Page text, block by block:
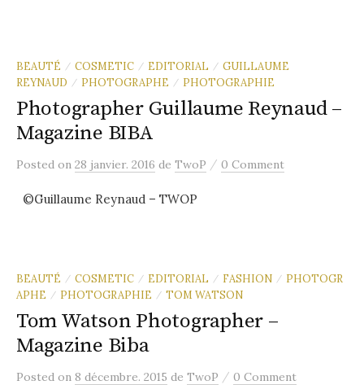
BEAUTÉ / COSMETIC / EDITORIAL / GUILLAUME
REYNAUD
/ PHOTOGRAPHE / PHOTOGRAPHIE
Photographer Guillaume Reynaud –
Magazine BIBA
Posted on 28 janvier. 2016 de TwoP / 0 Comment
©Guillaume Reynaud – TWOP
BEAUTÉ / COSMETIC / EDITORIAL / FASHION / PHOTOGR
APHE
/ PHOTOGRAPHIE / TOM WATSON
Tom Watson Photographer –
Magazine Biba
Posted on 8 décembre. 2015 de TwoP / 0 Comment